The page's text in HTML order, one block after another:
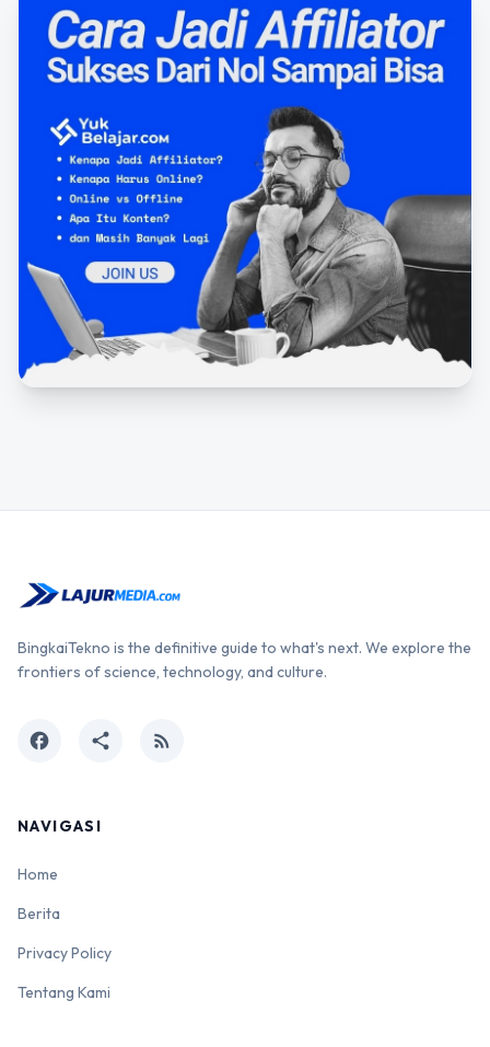
BingkaiTekno is the definitive guide to what's next. We explore the
frontiers of science, technology, and culture.
facebook share rss_feed
NAVIGASI
Home
Berita
Privacy Policy
Tentang Kami